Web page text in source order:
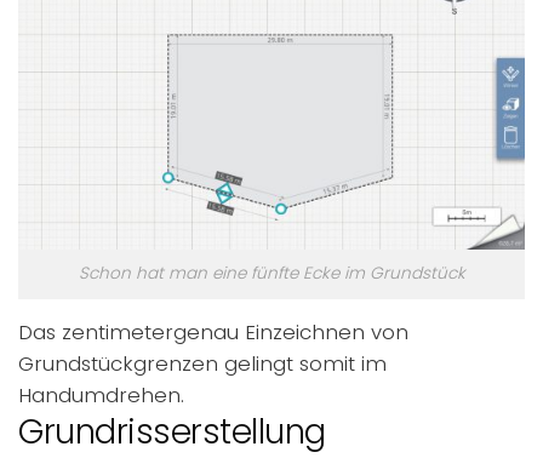
Schon hat man eine fünfte Ecke im Grundstück
Das zentimetergenau Einzeichnen von
Grundstückgrenzen gelingt somit im
Handumdrehen.
Grundrisserstellung